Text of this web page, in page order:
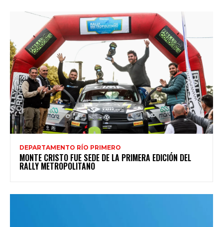
DEPARTAMENTO RÍO PRIMERO
MONTE CRISTO FUE SEDE DE LA PRIMERA EDICIÓN DEL
RALLY METROPOLITANO